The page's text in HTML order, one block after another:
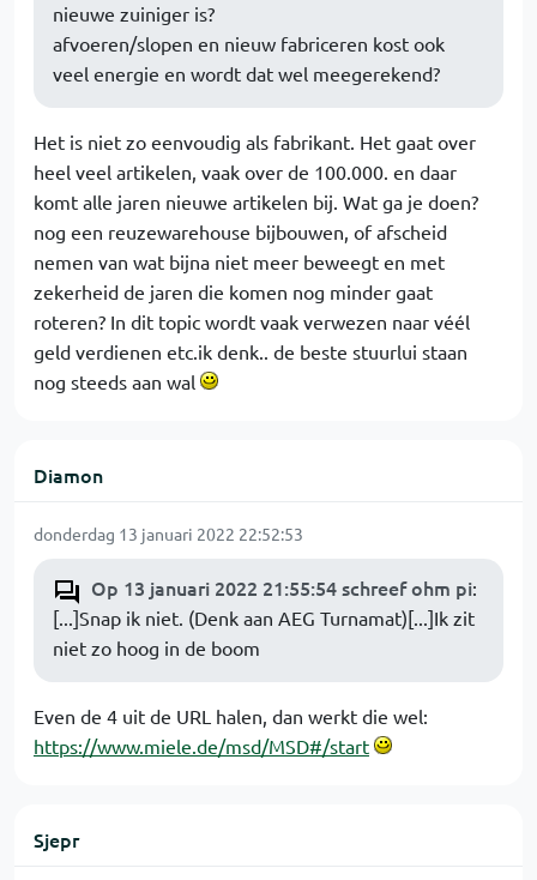
nieuwe zuiniger is?
afvoeren/slopen en nieuw fabriceren kost ook
veel energie en wordt dat wel meegerekend?
Het is niet zo eenvoudig als fabrikant. Het gaat over
heel veel artikelen, vaak over de 100.000. en daar
komt alle jaren nieuwe artikelen bij. Wat ga je doen?
nog een reuzewarehouse bijbouwen, of afscheid
nemen van wat bijna niet meer beweegt en met
zekerheid de jaren die komen nog minder gaat
roteren? In dit topic wordt vaak verwezen naar véél
geld verdienen etc.ik denk.. de beste stuurlui staan
nog steeds aan wal
Diamon
donderdag 13 januari 2022 22:52:53
Op 13 januari 2022 21:55:54 schreef ohm pi:
[...]Snap ik niet. (Denk aan AEG Turnamat)[...]Ik zit
niet zo hoog in de boom
Even de 4 uit de URL halen, dan werkt die wel:
https://www.miele.de/msd/MSD#/start
Sjepr